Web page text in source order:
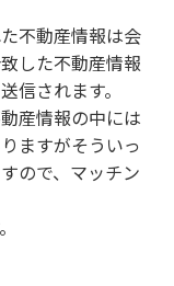
不動産情報は会
した不動産情報
信されます。
産情報の中には
ますがそういっ
ので、マッチン